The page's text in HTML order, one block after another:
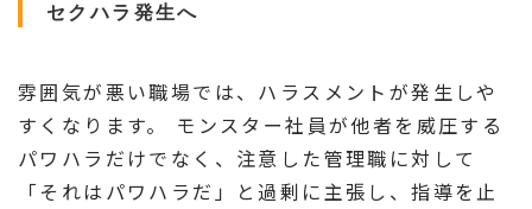
セクハラ発生へ
雰囲気が悪い職場では、ハラスメントが発生しや
すくなります。 モンスター社員が他者を威圧する
パワハラだけでなく、注意した管理職に対して
「それはパワハラだ」と過剰に主張し、指導を止